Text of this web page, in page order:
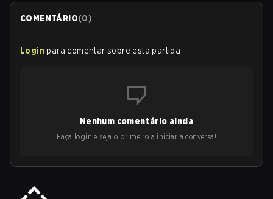
COMENTÁRIO(0)
Login para comentar sobre esta partida
Nenhum comentário ainda
Faça login e seja o primeiro a iniciar a conversa!